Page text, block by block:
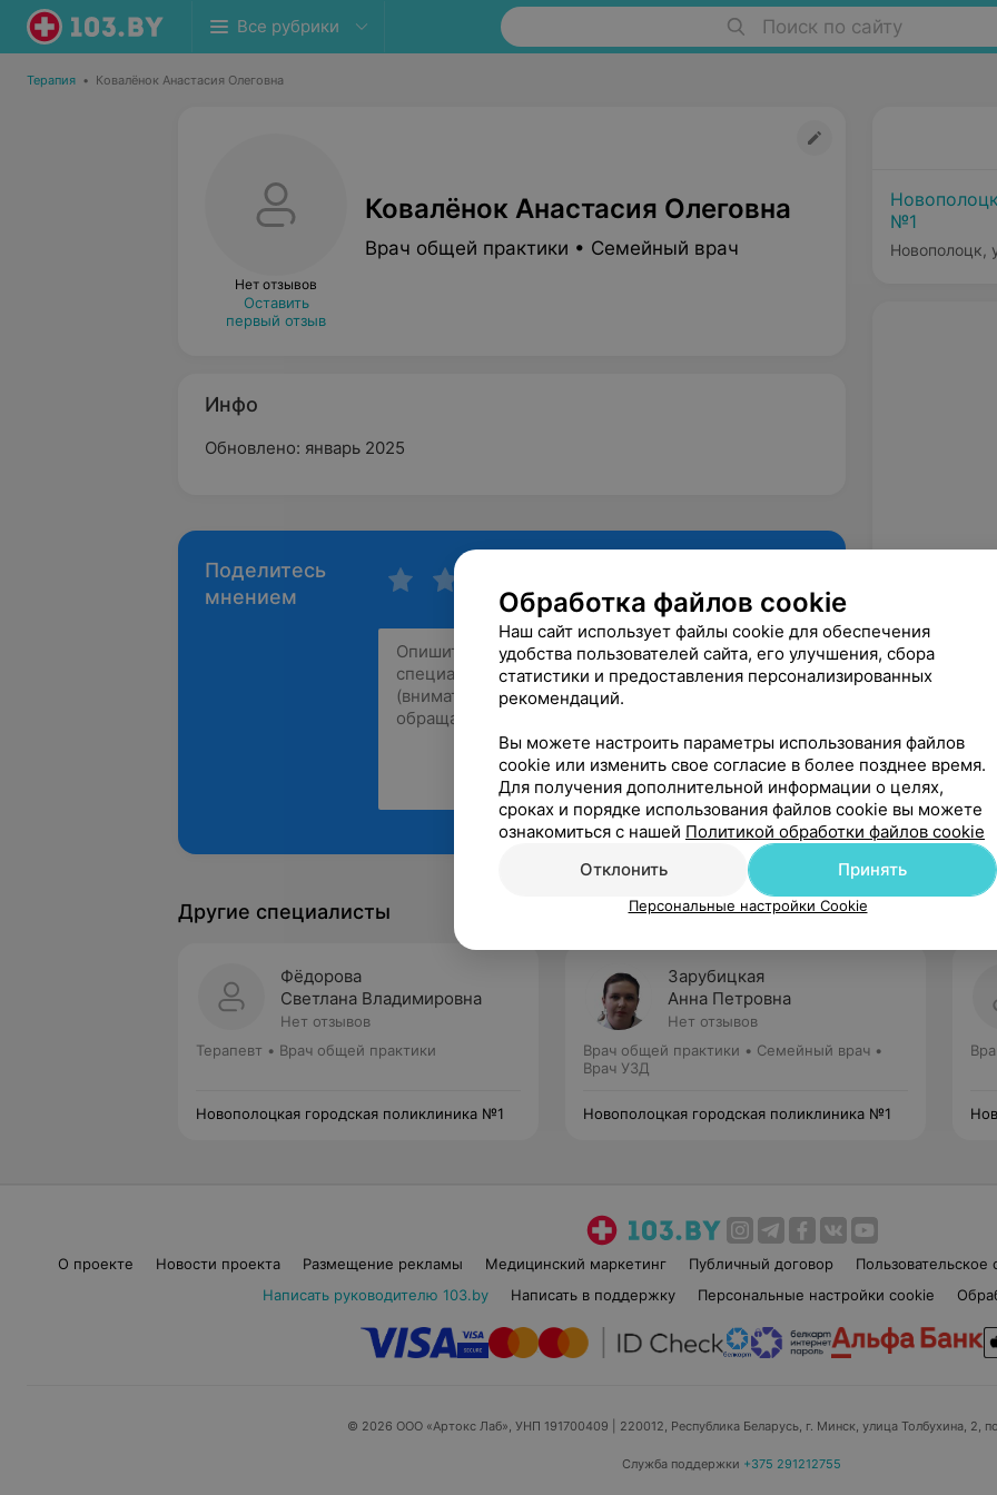
Все рубрики Поиск по сайту
Терапия • Ковалёнок Анастасия Олеговна
Нет отзывов
Оставить
первый отзыв
Ковалёнок Анастасия Олеговна
Врач общей практики • Семейный врач
Инфо
Обновлено: январь 2025
Поделитесь
мнением
Рекомендую
№1
Новополоцк,
Другие специалисты
Фёдорова
Светлана Владимировна
Нет отзывов
Терапевт • Врач общей практики
Новополоцкая городская поликлиника №1
Зарубицкая
Анна Петровна
Нет отзывов
Врач общей практики • Семейный врач •
Врач УЗД
Новополоцкая городская поликлиника №1
О проекте Новости проекта Размещение рекламы Медицинский маркетинг Публичный договор Пользовательское
Написать руководителю 103.by
Написать в поддержку Персональные настройки cookie
© 2026 ООО «Артокс Лаб», УНП 191700409 | 220012, Республика Беларусь, г. Минск, улица Толбухина, 2,
Служба поддержки +375 291212755
Обработка файлов cookie
Наш сайт использует файлы cookie для обеспечения
удобства пользователей сайта, его улучшения, сбора
статистики и предоставления персонализированных
рекомендаций.
Вы можете настроить параметры использования файлов
cookie или изменить свое согласие в более позднее время.
Для получения дополнительной информации о целях,
сроках и порядке использования файлов cookie вы можете
ознакомиться с нашей Политикой обработки файлов cookie
Отклонить
Принять
Персональные настройки Cookie